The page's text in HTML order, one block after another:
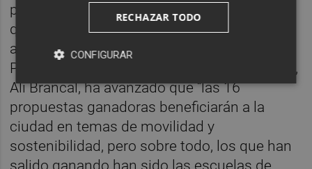
propuestas ganadoras
que se invertirá parte del presupuesto del
año 2019 en lo referente a los Presupuestos
Participativos. La concejala de Participación,
Ali Brancal, ha avanzado que “las 16
propuestas ganadoras beneficiarán a la
ciudad en temas de movilidad y
sostenibilidad, pero sobre todo, los que han
salido ganando han sido las escuelas de
RECHAZAR TODO
CONFIGURAR